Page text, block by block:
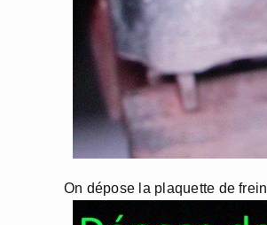
On dépose la plaquette de